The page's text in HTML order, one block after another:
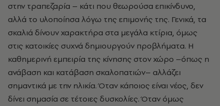
στην τραπεζαρία – κάτι που θεωρούσα επικίνδυνο,
αλλά το υλοποίησα λόγω της επιμονής της. Γενικά, τα
σκαλιά δίνουν χαρακτήρα στα μεγάλα κτίρια, όμως
στις κατοικίες συχνά δημιουργούν προβλήματα. Η
καθημερινή εμπειρία της κίνησης στον χώρο –όπως η
ανάβαση και κατάβαση σκαλοπατιών– αλλάζει
σημαντικά με την ηλικία. Όταν κάποιος είναι νέος, δεν
δίνει σημασία σε τέτοιες δυσκολίες. Όταν όμως